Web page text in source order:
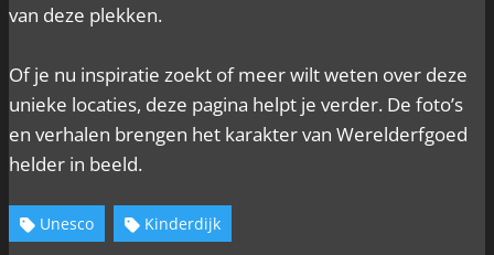
van deze plekken.
Of je nu inspiratie zoekt of meer wilt weten over deze
unieke locaties, deze pagina helpt je verder. De foto’s
en verhalen brengen het karakter van Werelderfgoed
helder in beeld.
Unesco Kinderdijk